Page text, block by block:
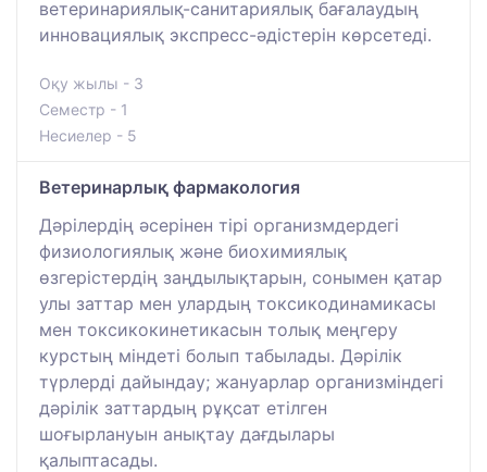
ветеринариялық-санитариялық бағалаудың
инновациялық экспресс-әдістерін көрсетеді.
Оқу жылы - 3
Семестр - 1
Несиелер - 5
Ветеринарлық фармакология
Дәрілердің әсерінен тірі организмдердегі
физиологиялық және биохимиялық
өзгерістердің заңдылықтарын, сонымен қатар
улы заттар мен улардың токсикодинамикасы
мен токсикокинетикасын толық меңгеру
курстың міндеті болып табылады. Дәрілік
түрлерді дайындау; жануарлар организміндегі
дәрілік заттардың рұқсат етілген
шоғырлануын анықтау дағдылары
қалыптасады.